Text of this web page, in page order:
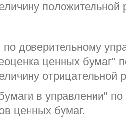
положительной
доверительному
ценных бумаг"
отрицательной
в управлении"
ценных бумаг.